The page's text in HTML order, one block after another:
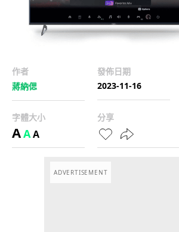
作者
蔣納偲
發佈日期
2023-11-16
字體大小
AAA
分享
ADVERTISEMENT